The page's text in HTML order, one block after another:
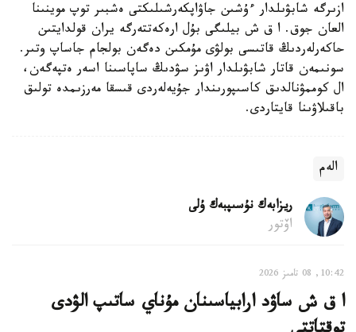
ازىرگە شابۋىلدار ءۇشىن جاۋاپكەرشىلىكتى ەشبىر توپ موينىنا
العان جوق. ا ق ش بيلىگى بۇل ارەكەتتەرگە يران قولدايتىن
حاكەرلەردىڭ قاتىسى بولۋى مۇمكىن دەگەن بولجام جاساپ وتىر.
سونىمەن قاتار شابۋىلدار اۋىز سۋدىڭ ساپاسىنا اسەر ەتپەگەن،
ال كوممۋنالدىق كاسىپورىندار جۇيەلەردى قىسقا مەرزىمدە تولىق
باقىلاۋىنا قايتاردى.
الەم
ريزابەك نۇسىپبەك ۇلى
اۆتور
10:42, 08 تامىز 2026
ا ق ش ساۋد ارابياسىنان مۇناي ساتىپ الۋدى